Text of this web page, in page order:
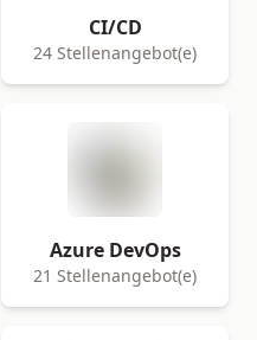
CI/CD
24 Stellenangebot(e)
Azure DevOps
21 Stellenangebot(e)